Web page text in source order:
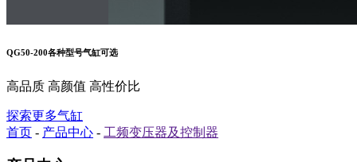
QG50-200各种型号气缸可选
高品质 高颜值 高性价比
探索更多气缸
首页 - 产品中心 - 工频变压器及控制器